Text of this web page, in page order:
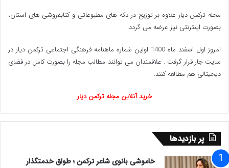
مجله ترکمن دیار علاوه بر توزیع در دکه های مطبوعاتی و کتابفروشی های استان،
بصورت اینترنتی نیز عرضه می گردد.‌
امروز اول اسفند ماه 1400 اولین شماره ماهنامه فرهنگی اجتماعی ترکمن دیار در
سایت جار قرار گرفت . علاقمندان می توانند مطالب مجله را بصورت کامل در فضای
دیجیتالی هم مطالعه کنند.
خرید آنلاین مجله ترکمن دیار
پر بازدیدها
خاموشی بانوی شاعر ترکمن ؛ طواق خدمتگذار